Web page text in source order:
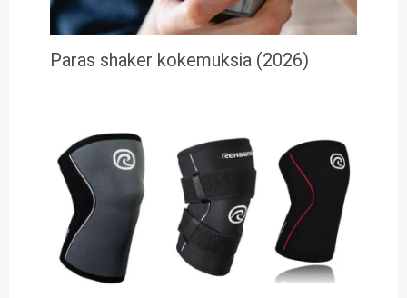
Paras shaker kokemuksia (2026)